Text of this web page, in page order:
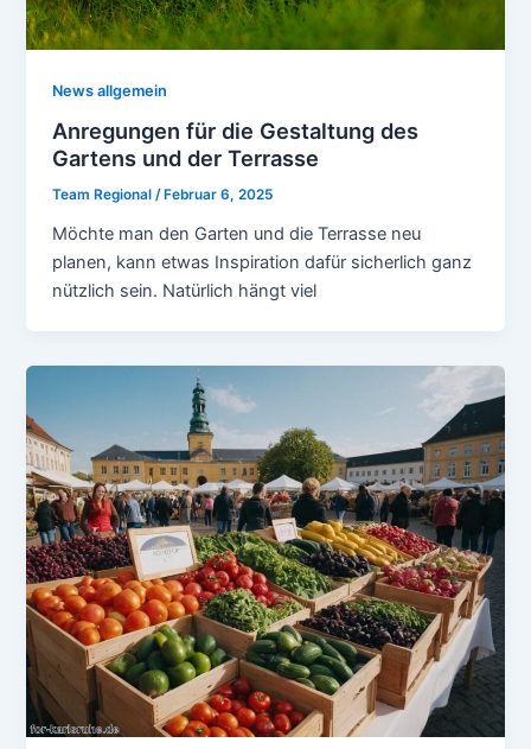
News allgemein
Anregungen für die Gestaltung des
Gartens und der Terrasse
Team Regional/ Februar 6, 2025
Möchte man den Garten und die Terrasse neu
planen, kann etwas Inspiration dafür sicherlich ganz
nützlich sein. Natürlich hängt viel